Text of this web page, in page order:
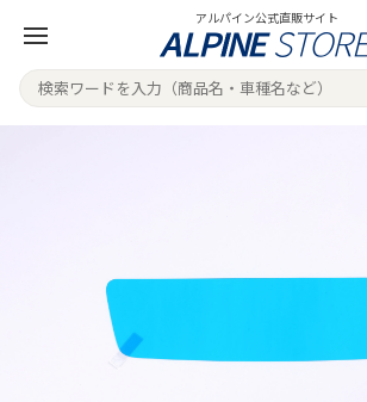
アルパイン公式直販サイト